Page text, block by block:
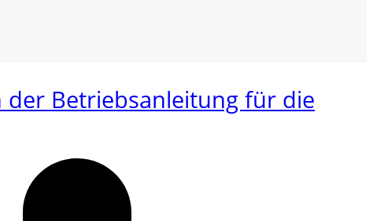
der Betriebsanleitung für die